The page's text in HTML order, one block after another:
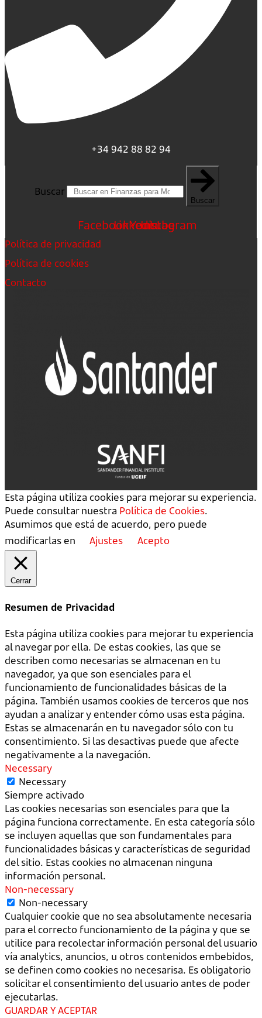
+34 942 88 82 94
Buscar
Buscar
FacebookLinkedin
Youtube
Instagram
Política de privacidad
Política de cookies
Contacto
Esta página utiliza cookies para mejorar su experiencia.
Puede consultar nuestra Política de Cookies.
Asumimos que está de acuerdo, pero puede
modificarlas en
Ajustes Acepto
Cerrar
Resumen de Privacidad
Esta página utiliza cookies para mejorar tu experiencia
al navegar por ella. De estas cookies, las que se
describen como necesarias se almacenan en tu
navegador, ya que son esenciales para el
funcionamiento de funcionalidades básicas de la
página. También usamos cookies de terceros que nos
ayudan a analizar y entender cómo usas esta página.
Estas se almacenarán en tu navegador sólo con tu
consentimiento. Si las desactivas puede que afecte
negativamente a la navegación.
Necessary
Necessary
Siempre activado
Las cookies necesarias son esenciales para que la
página funciona correctamente. En esta categoría sólo
se incluyen aquellas que son fundamentales para
funcionalidades básicas y características de seguridad
del sitio. Estas cookies no almacenan ninguna
información personal.
Non-necessary
Non-necessary
Cualquier cookie que no sea absolutamente necesaria
para el correcto funcionamiento de la página y que se
utilice para recolectar información personal del usuario
vía analytics, anuncios, u otros contenidos embebidos,
se definen como cookies no necesarisa. Es obligatorio
solicitar el consentimiento del usuario antes de poder
ejecutarlas.
GUARDAR Y ACEPTAR